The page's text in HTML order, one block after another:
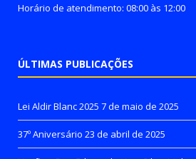
Horário de atendimento: 08:00 às 12:00
ÚLTIMAS PUBLICAÇÕES
Lei Aldir Blanc 2025 7 de maio de 2025
37º Aniversário 23 de abril de 2025